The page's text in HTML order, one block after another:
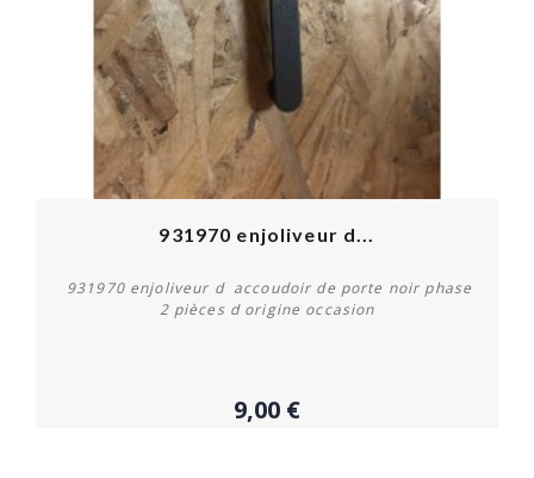
Acheter
931970 enjoliveur d...
931970 enjoliveur d accoudoir de porte noir phase
2 pièces d origine occasion
9,00 €